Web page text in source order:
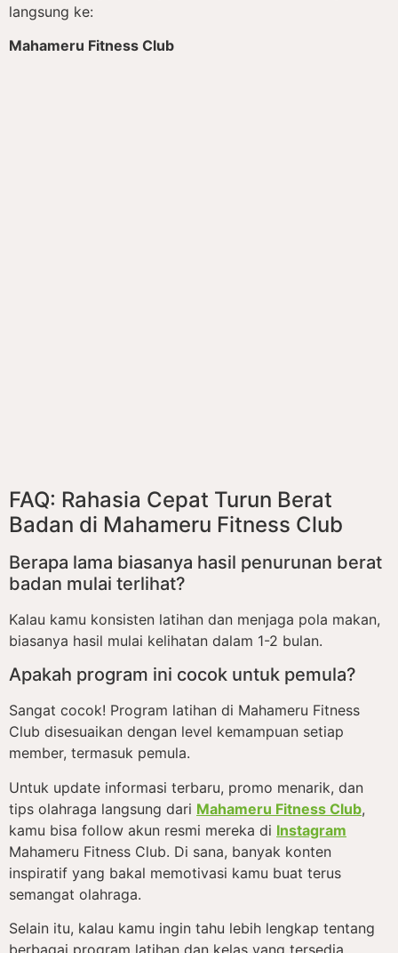
langsung ke:
Mahameru Fitness Club
FAQ: Rahasia Cepat Turun Berat
Badan di Mahameru Fitness Club
Berapa lama biasanya hasil penurunan berat
badan mulai terlihat?
Kalau kamu konsisten latihan dan menjaga pola makan,
biasanya hasil mulai kelihatan dalam 1-2 bulan.
Apakah program ini cocok untuk pemula?
Sangat cocok! Program latihan di Mahameru Fitness
Club disesuaikan dengan level kemampuan setiap
member, termasuk pemula.
Untuk update informasi terbaru, promo menarik, dan
tips olahraga langsung dari Mahameru Fitness Club,
kamu bisa follow akun resmi mereka di Instagram
Mahameru Fitness Club. Di sana, banyak konten
inspiratif yang bakal memotivasi kamu buat terus
semangat olahraga.
Selain itu, kalau kamu ingin tahu lebih lengkap tentang
berbagai program latihan dan kelas yang tersedia,